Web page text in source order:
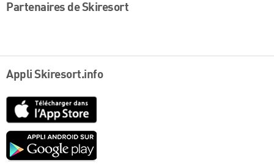
Partenaires de Skiresort
Appli Skiresort.info
Google